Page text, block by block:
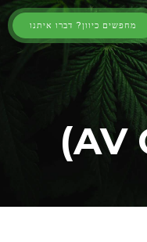
מחפשים כיוון? דברו איתנו